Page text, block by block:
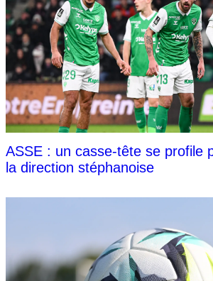
ASSE : un casse-tête se profile
la direction stéphanoise